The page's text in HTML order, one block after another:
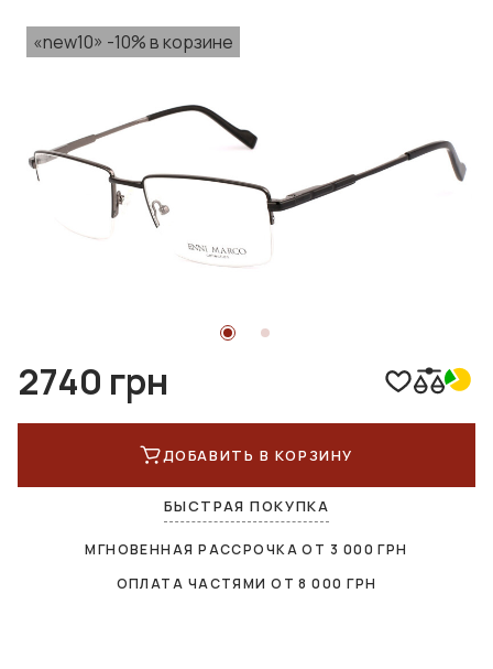
«new10» -10% в корзине
2740 грн
ДОБАВИТЬ В КОРЗИНУ
БЫСТРАЯ ПОКУПКА
МГНОВЕННАЯ РАССРОЧКА ОТ 3 000 ГРН
ОПЛАТА ЧАСТЯМИ ОТ8 000 ГРН